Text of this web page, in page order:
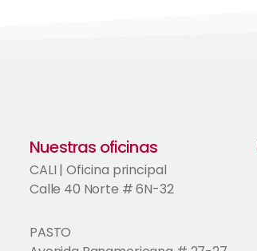
Nuestras oficinas
CALI | Oficina principal
Calle 40 Norte # 6N-32
PASTO